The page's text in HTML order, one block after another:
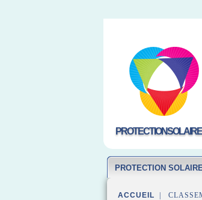
PROTECTION
ACCUEIL |